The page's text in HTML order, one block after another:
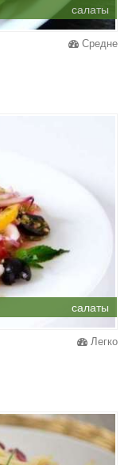
салаты
Средне
салаты
Легко